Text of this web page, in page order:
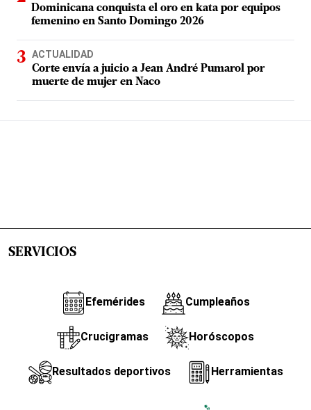
Dominicana conquista el oro en kata por equipos
femenino en Santo Domingo 2026
ACTUALIDAD
Corte envía a juicio a Jean André Pumarol por
muerte de mujer en Naco
SERVICIOS
Efemérides Cumpleaños
Crucigramas Horóscopos
Resultados deportivos Herramientas